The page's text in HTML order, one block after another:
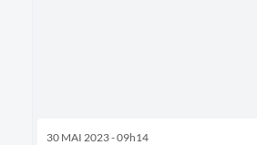
30 MAI 2023 - 09h14